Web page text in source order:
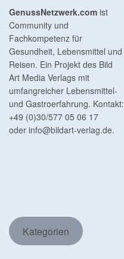
GenussNetzwerk.com ist
Community und
Fachkompetenz für
Gesundheit, Lebensmittel und
Reisen. Ein Projekt des Bild
Art Media Verlags mit
umfangreicher Lebensmittel-
und Gastroerfahrung. Kontakt:
+49 (0)30/577 05 06 17
oder info@bildart-verlag.de.
Kategorien